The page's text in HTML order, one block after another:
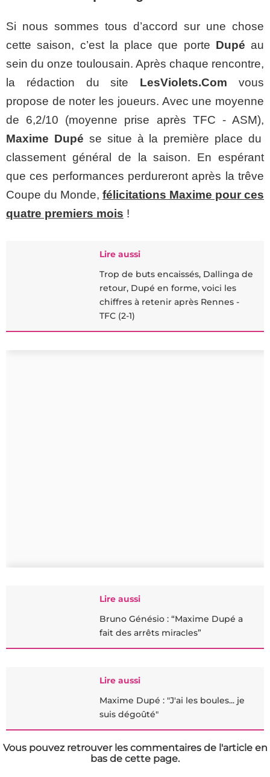
Si nous sommes tous d’accord sur une chose
cette saison, c’est la place que porte Dupé au
sein du onze toulousain. Après chaque rencontre,
la rédaction du site LesViolets.Com vous
propose de noter les joueurs. Avec une moyenne
de 6,2/10 (moyenne prise après TFC - ASM),
Maxime Dupé se situe à la première place du
classement général de la saison. En espérant
que ces performances perdureront après la trêve
Coupe du Monde, félicitations Maxime pour ces
quatre premiers mois !
Lire aussi
Trop de buts encaissés, Dallinga de
retour, Dupé en forme, voici les
chiffres à retenir après Rennes -
TFC (2-1)
Lire aussi
Bruno Génésio : “Maxime Dupé a
fait des arrêts miracles”
Lire aussi
Maxime Dupé : "J'ai les boules... je
suis dégoûté"
Vous pouvez retrouver les commentaires de l'article en
bas de cette page.